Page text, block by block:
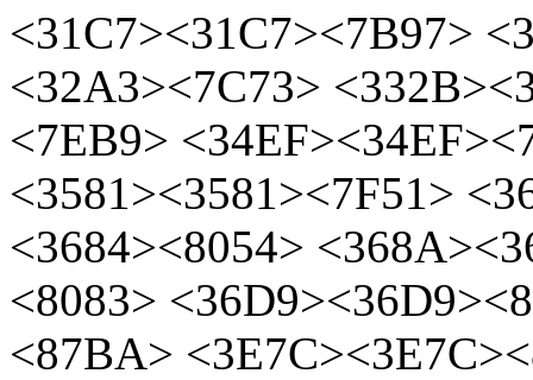
<31C7><31C7><7B97>
<32A3><7C73>
<7EB9>
<3581><3581><7F51>
<3684><8054>
<8083>
<87BA>